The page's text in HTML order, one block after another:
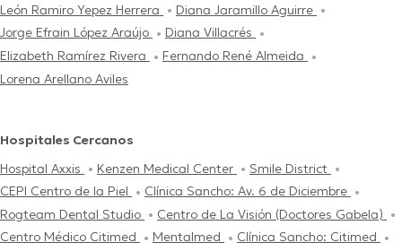
León Ramiro Yepez Herrera
Diana Jaramillo Aguirre
Jorge Efrain López Araújo
Diana Villacrés
Elizabeth Ramírez Rivera
Fernando René Almeida
Lorena Arellano Aviles
Hospitales Cercanos
Hospital Axxis
Kenzen Medical Center
Smile District
CEPI Centro de la Piel
Clínica Sancho: Av. 6 de Diciembre
Rogteam Dental Studio
Centro de La Visión (Doctores Gabela)
Centro Médico Citimed
Mentalmed
Clínica Sancho: Citimed